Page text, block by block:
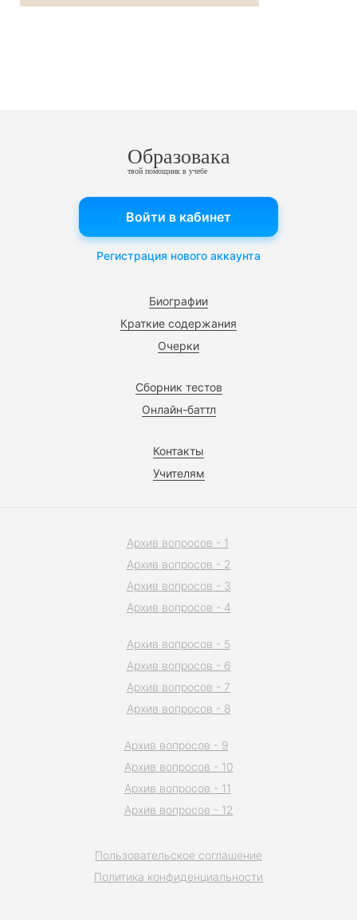
Образовака
твой помощник в учебе
Биографии
Краткие содержания
Очерки
Сборник тестов
Онлайн-баттл
Контакты
Учителям
Войти в кабинет
Регистрация нового аккаунта
Пользовательское соглашение
Политика конфиденциальности
Архив вопросов - 1
Архив вопросов - 2
Архив вопросов - 3
Архив вопросов - 4
Архив вопросов - 5
Архив вопросов - 6
Архив вопросов - 7
Архив вопросов - 8
Архив вопросов - 9
Архив вопросов - 10
Архив вопросов - 11
Архив вопросов - 12